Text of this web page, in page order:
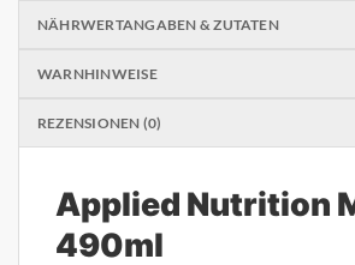
NÄHRWERTANGABEN & ZUTATEN
WARNHINWEISE
REZENSIONEN (0)
Applied Nutrition
490ml